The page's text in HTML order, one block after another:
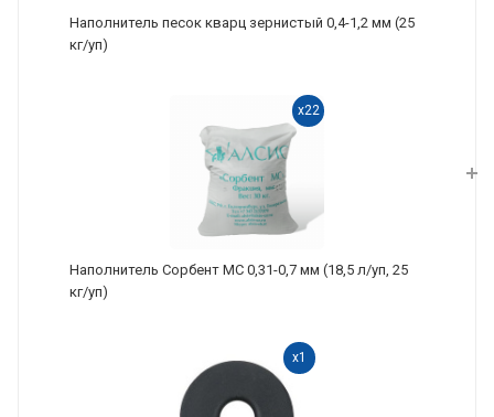
Наполнитель песок кварц зернистый 0,4-1,2 мм (25
кг/уп)
x22
Наполнитель Сорбент МС 0,31-0,7 мм (18,5 л/уп, 25
кг/уп)
x1